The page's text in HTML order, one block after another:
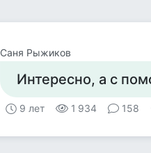
Саня Рыжиков
Интересно, а с
9 лет 1 934 158